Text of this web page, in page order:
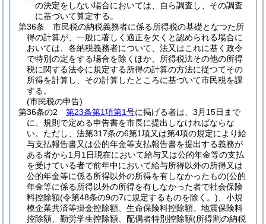
の決定をしない場合においては、自ら調査し、その調査
に基づいて算定する。
第36条
市民税の納税義務者に係る所得税の基礎となつた所
得の計算が、一般に著しく適正を欠くと認められる場合に
おいては、各納税義務者について、法又はこれに基く政令
で特別の定をする場合を除くほか、所得税法その他の所得
税に関する法令に規定する所得の計算の方法に従つてその
所得を計算し、その計算したところに基づいて市民税を課
する。
(市民税の申告)
第36条の2
第23条第1項第1号に掲げる者は、3月15日まで
に、規則で定める申告書を市長に提出しなければならな
い。 ただし、法第317条の6第1項又は第4項の規定により給
与支払報告書又は公的年金等支払報告書を提出する義務が
ある者から1月1日現在において給与又は公的年金等の支払
を受けている者で前年中において給与所得以外の所得又は
公的年金等に係る所得以外の所得を有しなかったもの(公的
年金等に係る所得以外の所得を有しなかった者で社会保険
料控除額(令第48条の9の7に規定するものを除く。) 、小規
模企業共済等掛金控除額、生命保険料控除額、地震保険料
控除額、勤労学生控除額、配偶者特別控除額(所得割の納税